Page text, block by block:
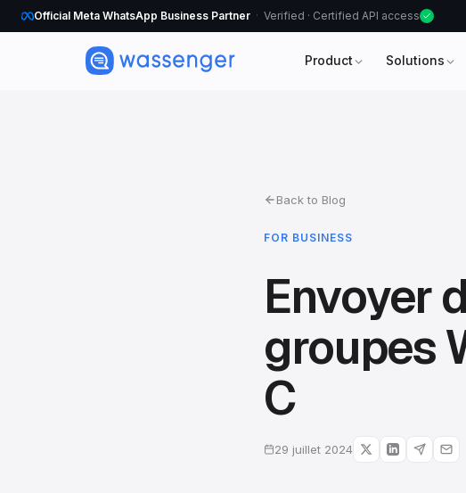
Official Meta WhatsApp Business Partner Verified · Certified API access
Product Solutions
Back to Blog
FOR BUSINESS
Envoyer
groupes
C
29 juillet 2024